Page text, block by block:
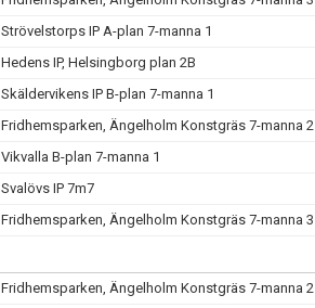
Strövelstorps IP A-plan 7-manna 1
Hedens IP, Helsingborg plan 2B
Skäldervikens IP B-plan 7-manna 1
Fridhemsparken, Ängelholm Konstgräs 7-manna 2
Vikvalla B-plan 7-manna 1
Svalövs IP 7m7
Fridhemsparken, Ängelholm Konstgräs 7-manna 3
Fridhemsparken, Ängelholm Konstgräs 7-manna 2